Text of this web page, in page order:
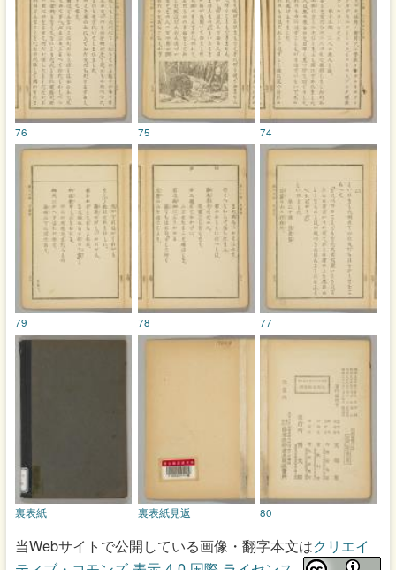
74
75
76
77
78
79
80
裏表紙見返
裏表紙
当Webサイトで公開している画像・翻字本文はクリエイ